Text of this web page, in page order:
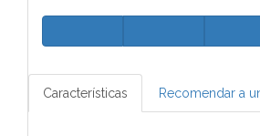
Características Recomendar a